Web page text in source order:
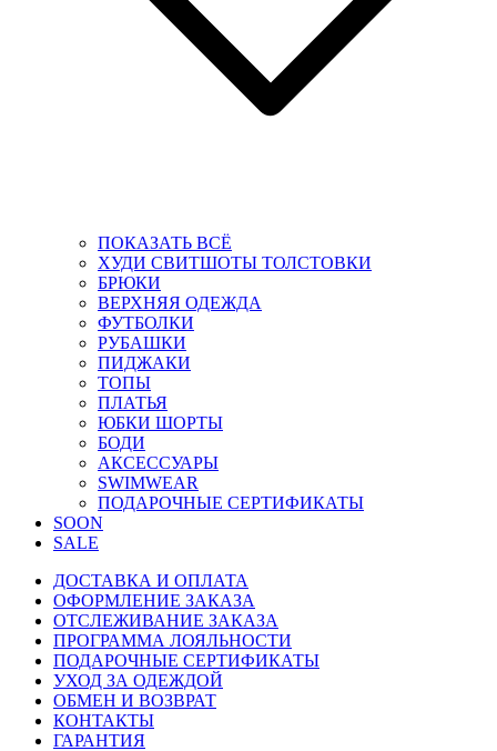
ПОКАЗАТЬ ВСЁ
ХУДИ СВИТШОТЫ ТОЛСТОВКИ
БРЮКИ
ВЕРХНЯЯ ОДЕЖДА
ФУТБОЛКИ
РУБАШКИ
ПИДЖАКИ
ТОПЫ
ПЛАТЬЯ
ЮБКИ ШОРТЫ
БОДИ
АКСЕССУАРЫ
SWIMWEAR
ПОДАРОЧНЫЕ СЕРТИФИКАТЫ
SOON
SALE
ДОСТАВКА И ОПЛАТА
ОФОРМЛЕНИЕ ЗАКАЗА
ОТСЛЕЖИВАНИЕ ЗАКАЗА
ПРОГРАММА ЛОЯЛЬНОСТИ
ПОДАРОЧНЫЕ СЕРТИФИКАТЫ
УХОД ЗА ОДЕЖДОЙ
ОБМЕН И ВОЗВРАТ
КОНТАКТЫ
ГАРАНТИЯ